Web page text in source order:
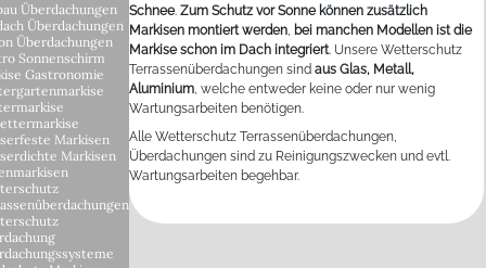
Schnee. Zum Schutz vor Sonne können zusätzlich
Markisen montiert werden, bei manchen Modellen ist die
Markise schon im Dach integriert. Unsere Wetterschutz
Terrassenüberdachungen sind aus Glas, Metall,
Aluminium, welche entweder keine oder nur wenig
Wartungsarbeiten benötigen.
Alle Wetterschutz Terrassenüberdachungen,
Überdachungen sind zu Reinigungszwecken und evtl.
Wartungsarbeiten begehbar.
Überdachungen
Überdachungen
Überdachungen
Sonnenschirm
Gastronomie
Markisen
Markisen